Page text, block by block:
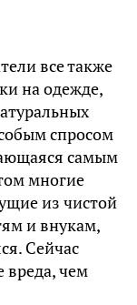
все также
на одежде,
спросом
самым
многие
из чистой
и внукам,
Сейчас
вреда, чем